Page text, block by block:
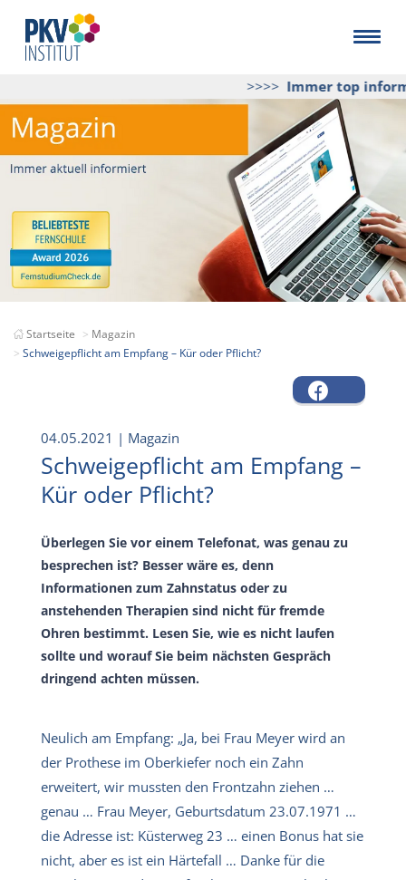
>>>>Immer top
Startseite
Magazin
Schweigepflicht am Empfang – Kür oder Pflicht?
04.05.2021 | Magazin
Schweigepflicht am Empfang –
Kür oder Pflicht?
Überlegen Sie vor einem Telefonat, was genau zu
besprechen ist? Besser wäre es, denn
Informationen zum Zahnstatus oder zu
anstehenden Therapien sind nicht für fremde
Ohren bestimmt. Lesen Sie, wie es nicht laufen
sollte und worauf Sie beim nächsten Gespräch
dringend achten müssen.
Neulich am Empfang: „Ja, bei Frau Meyer wird an
der Prothese im Oberkiefer noch ein Zahn
erweitert, wir mussten den Frontzahn ziehen …
genau … Frau Meyer, Geburtsdatum 23.07.1971 …
die Adresse ist: Küsterweg 23 … einen Bonus hat sie
nicht, aber es ist ein Härtefall … Danke für die